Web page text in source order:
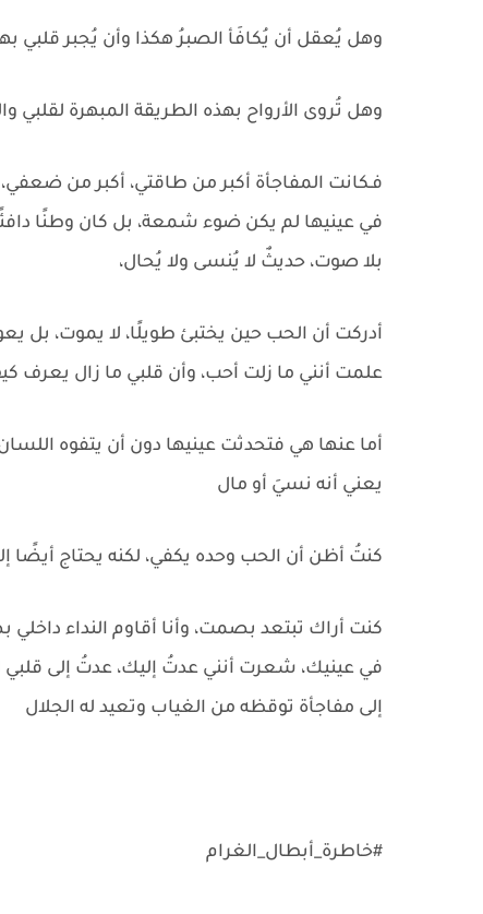
وهل يُعقل أن يُكافَأ الصبرُ هكذا وأن يُجبر قلبي
وهل تُروى الأرواح بهذه الطريقة المبهرة لقلبي
فـكانت المفاجأة أكبر من طاقتي، أكبر من
في عينيها لم يكن ضوء شمعة، بل كان وطنًا
بلا صوت، حديثٌ لا يُنسى ولا يُحال،
أدركت أن الحب حين يختبئ طويلًا، لا يموت، بل
علمت أنني ما زلت أحب، وأن قلبي ما زال يعرف
أما عنها هي فتحدثت عينيها دون أن يتفوه
يعني أنه نسيَ أو مال
كنتُ أظن أن الحب وحده يكفي، لكنه يحتاج أيضًا
كنت أراك تبتعد بصمت، وأنا أقاوم النداء
في عينيك، شعرت أنني عدتُ إليك، عدتُ إلى قلبي
إلى مفاجأة توقظه من الغياب وتعيد له الجلال
#خاطرة_أبطال_الغرام